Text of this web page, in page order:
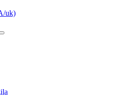
uk)